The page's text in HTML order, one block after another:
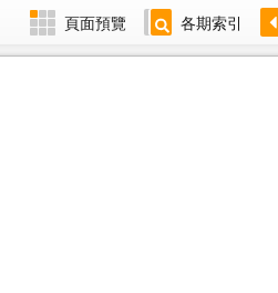
頁面預覽 各期索引